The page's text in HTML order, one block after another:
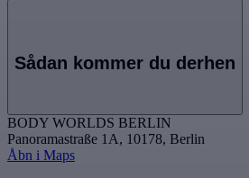
Sådan kommer du derhen
BODY WORLDS BERLIN
Panoramastraße 1A, 10178, Berlin
Åbn i Maps